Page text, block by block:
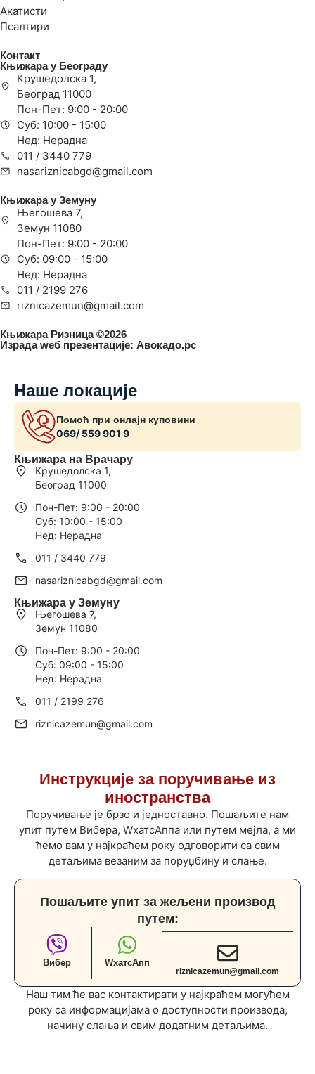
Акатисти
Псалтири
Контакт
Књижара у Београду
Крушедолска 1,
Београд 11000
Пон-Пет: 9:00 - 20:00
Суб: 10:00 - 15:00
Нед: Нерадна
011 / 3440 779
nasariznicabgd@gmail.com
Књижара у Земуну
Његошева 7,
Земун 11080
Пон-Пет: 9:00 - 20:00
Суб: 09:00 - 15:00
Нед: Нерадна
011 / 2199 276
riznicazemun@gmail.com
Књижара Ризница ©️2026
Израда wеб презентације: Авокадо.рс
Наше локације
Помоћ при онлајн куповини
069/ 559 901 9
Књижара на Врачару
Крушедолска 1,
Београд 11000
Пон-Пет: 9:00 - 20:00
Суб: 10:00 - 15:00
Нед: Нерадна
011 / 3440 779
nasariznicabgd@gmail.com
Књижара у Земуну
Његошева 7,
Земун 11080
Пон-Пет: 9:00 - 20:00
Суб: 09:00 - 15:00
Нед: Нерадна
011 / 2199 276
riznicazemun@gmail.com
Инструкције за поручивање из
иностранства
Поручивање је брзо и једноставно. Пошаљите нам
упит путем Вибера, WхатсАппа или путем мејла, а ми
ћемо вам у најкраћем року одговорити са свим
детаљима везаним за поруџбину и слање.
Пошаљите упит за жељени производ
путем:
Вибер WхатсАпп
riznicazemun@gmail.com
Наш тим ће вас контактирати у најкраћем могућем
року са информацијама о доступности производа,
начину слања и свим додатним детаљима.